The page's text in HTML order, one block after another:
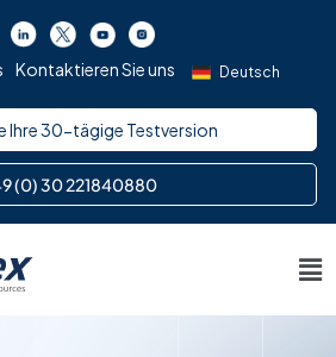
Kontaktieren Sie uns Deutsch
Ihre 30-tägige Testversion
(0) 30 221840880